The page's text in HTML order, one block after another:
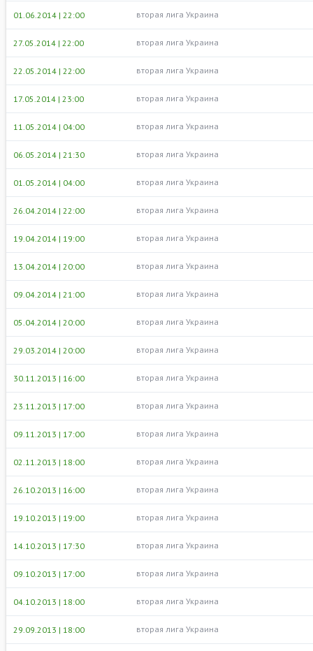
01.06.2014 | 22:00 вторая лига Украина
27.05.2014 | 22:00 вторая лига Украина
22.05.2014 | 22:00 вторая лига Украина
17.05.2014 | 23:00 вторая лига Украина
11.05.2014 | 04:00 вторая лига Украина
06.05.2014 | 21:30 вторая лига Украина
01.05.2014 | 04:00 вторая лига Украина
26.04.2014 | 22:00 вторая лига Украина
19.04.2014 | 19:00 вторая лига Украина
13.04.2014 | 20:00 вторая лига Украина
09.04.2014 | 21:00 вторая лига Украина
05.04.2014 | 20:00 вторая лига Украина
29.03.2014 | 20:00 вторая лига Украина
30.11.2013 | 16:00 вторая лига Украина
23.11.2013 | 17:00 вторая лига Украина
09.11.2013 | 17:00 вторая лига Украина
02.11.2013 | 18:00 вторая лига Украина
26.10.2013 | 16:00 вторая лига Украина
19.10.2013 | 19:00 вторая лига Украина
14.10.2013 | 17:30 вторая лига Украина
09.10.2013 | 17:00 вторая лига Украина
04.10.2013 | 18:00 вторая лига Украина
29.09.2013 | 18:00 вторая лига Украина